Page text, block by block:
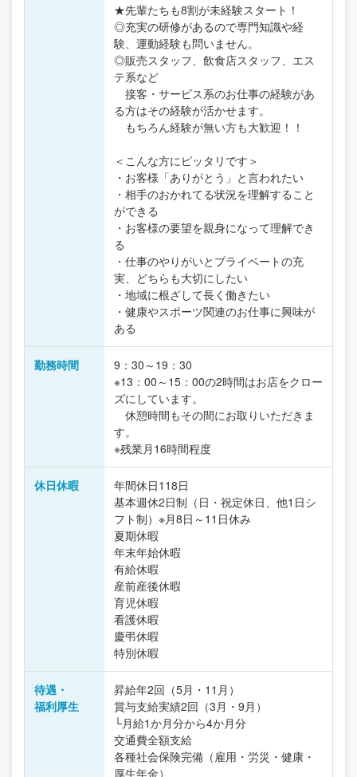
★先輩たちも8割が未経験スタート！
◎充実の研修があるので専門知識や経
験、運動経験も問いません。
◎販売スタッフ、飲食店スタッフ、エス
テ系など
接客・サービス系のお仕事の経験があ
る方はその経験が活かせます。
もちろん経験が無い方も大歓迎！！
＜こんな方にピッタリです＞
・お客様「ありがとう」と言われたい
・相手のおかれてる状況を理解すること
ができる
・お客様の要望を親身になって理解でき
る
・仕事のやりがいとプライベートの充
実、どちらも大切にしたい
・地域に根ざして長く働きたい
・健康やスポーツ関連のお仕事に興味が
ある
勤務時間
9：30～19：30
※13：00～15：00の2時間はお店をクロー
ズにしています。
休憩時間もその間にお取りいただきま
す。
※残業月16時間程度
休日休暇
年間休日118日
基本週休2日制（日・祝定休日、他1日シ
フト制）※月8日～11日休み
夏期休暇
年末年始休暇
有給休暇
産前産後休暇
育児休暇
看護休暇
慶弔休暇
特別休暇
待遇・
福利厚生
昇給年2回（5月・11月）
賞与支給実績2回（3月・9月）
└月給1か月分から4か月分
交通費全額支給
各種社会保険完備（雇用・労災・健康・
厚生年金）